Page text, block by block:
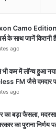
Camo Edition
के साथ जानें कितनी
ago
कम में लॉन्च हुआ
FM जैसे दमदार
ago
का बड़ा फैसला,
का पुराना निर्णय